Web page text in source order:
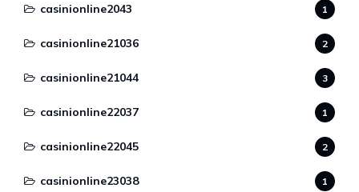
casinionline2043 1
casinionline21036 2
casinionline21044 3
casinionline22037 1
casinionline22045 2
casinionline23038 1